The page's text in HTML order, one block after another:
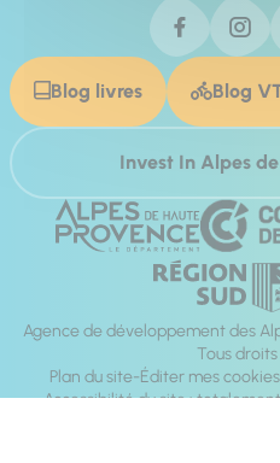
Blog livres Blog
Invest In Alpes
Agence de développement des
Tous
Plan du site Éditer mes cookies
Accessibilité du site :